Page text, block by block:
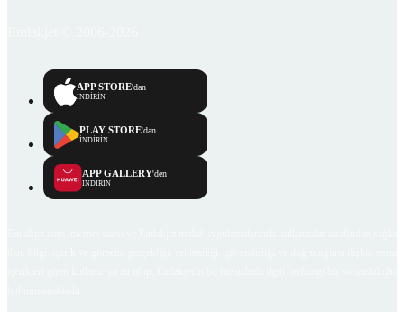
APP STORE'dan
İNDİRİN
PLAY STORE'dan
İNDİRİN
APP GALLERY'den
İNDİRİN